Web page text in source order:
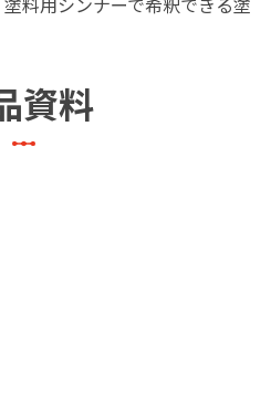
料用シンナーで希釈できる塗
資料